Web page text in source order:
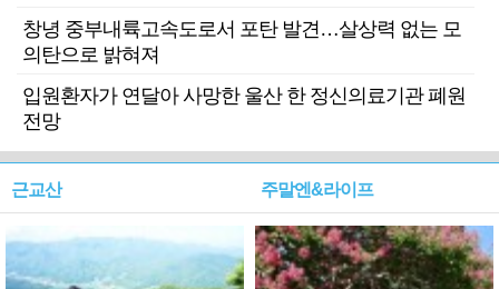
창녕 중부내륙고속도로서 포탄 발견…살상력 없는 모
의탄으로 밝혀져
입원환자가 연달아 사망한 울산 한 정신의료기관 폐원
전망
근교산 주말엔&라이프